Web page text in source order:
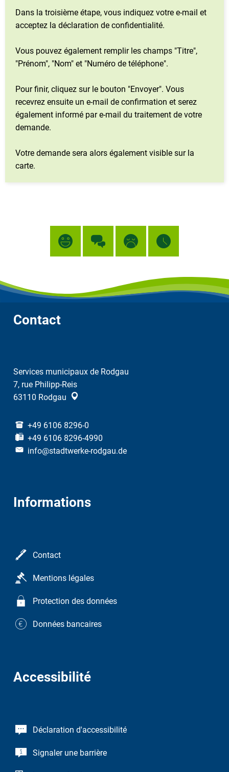
Dans la troisième étape, vous indiquez votre e-mail et
acceptez la déclaration de confidentialité.
Vous pouvez également remplir les champs "Titre",
"Prénom", "Nom" et "Numéro de téléphone".
Pour finir, cliquez sur le bouton "Envoyer". Vous
recevrez ensuite un e-mail de confirmation et serez
également informé par e-mail du traitement de votre
demande.
Votre demande sera alors également visible sur la
carte.
Contact
Services municipaux de Rodgau
7, rue Philipp-Reis
63110 Rodgau
+49 6106 8296-0
+49 6106 8296-4990
info@stadtwerke-rodgau.de
Informations
Contact
Mentions légales
Protection des données
Données bancaires
Accessibilité
Déclaration d'accessibilité
Signaler une barrière